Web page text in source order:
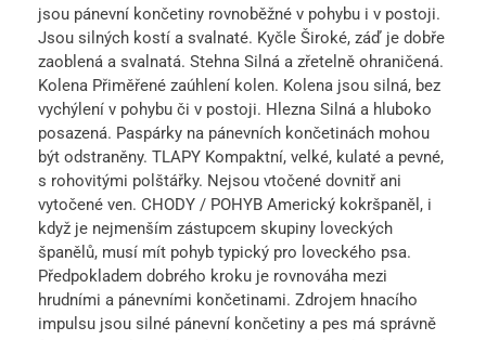
jsou pánevní končetiny rovnoběžné v pohybu i v postoji.
Jsou silných kostí a svalnaté. Kyčle Široké, záď je dobře
zaoblená a svalnatá. Stehna Silná a zřetelně ohraničená.
Kolena Přiměřené zaúhlení kolen. Kolena jsou silná, bez
vychýlení v pohybu či v postoji. Hlezna Silná a hluboko
posazená. Paspárky na pánevních končetinách mohou
být odstraněny. TLAPY Kompaktní, velké, kulaté a pevné,
s rohovitými polštářky. Nejsou vtočené dovnitř ani
vytočené ven. CHODY / POHYB Americký kokršpaněl, i
když je nejmenším zástupcem skupiny loveckých
španělů, musí mít pohyb typický pro loveckého psa.
Předpokladem dobrého kroku je rovnováha mezi
hrudními a pánevními končetinami. Zdrojem hnacího
impulsu jsou silné pánevní končetiny a pes má správně